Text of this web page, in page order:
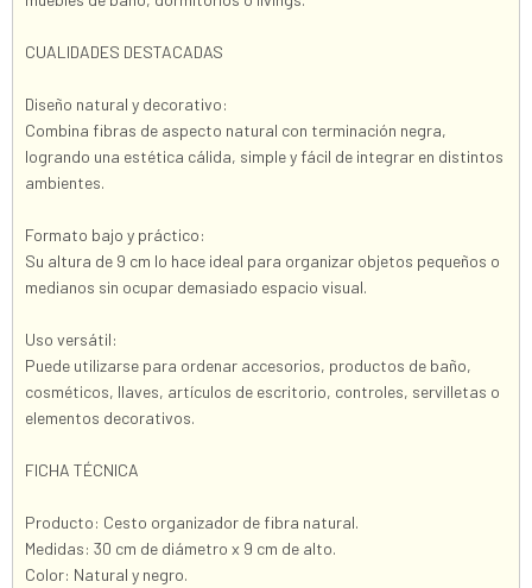
CUALIDADES DESTACADAS
Diseño natural y decorativo:
Combina fibras de aspecto natural con terminación negra,
logrando una estética cálida, simple y fácil de integrar en distintos
ambientes.
Formato bajo y práctico:
Su altura de 9 cm lo hace ideal para organizar objetos pequeños o
medianos sin ocupar demasiado espacio visual.
Uso versátil:
Puede utilizarse para ordenar accesorios, productos de baño,
cosméticos, llaves, artículos de escritorio, controles, servilletas o
elementos decorativos.
FICHA TÉCNICA
Producto: Cesto organizador de fibra natural.
Medidas: 30 cm de diámetro x 9 cm de alto.
Color: Natural y negro.